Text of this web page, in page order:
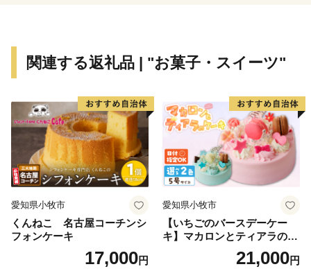
越前町ふるさと納税サポート
TEL 050-5526-2902
メール furusato@town-echizen.com
※寄附金受領証明書およびワンストップ特例申請は返礼
品とは別に郵送をしております。
関連する返礼品 | "お菓子・スイーツ"
愛知県小牧市
くんねこ 名古屋コーチンシ
フォンケーキ
17,000円
愛知県小牧市
【いちごのバースデーケー
キ】マカロンとティアラのケ
ーキ スイーツ 日時指定可 デ
ザート 洋菓子 お取り寄せ 愛
21,000円